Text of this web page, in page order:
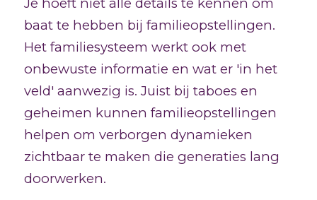
baat te hebben bij familieopstellingen.
Het familiesysteem werkt ook met
onbewuste informatie en wat er 'in het
veld' aanwezig is. Juist bij taboes en
geheimen kunnen familieopstellingen
helpen om verborgen dynamieken
zichtbaar te maken die generaties lang
doorwerken.